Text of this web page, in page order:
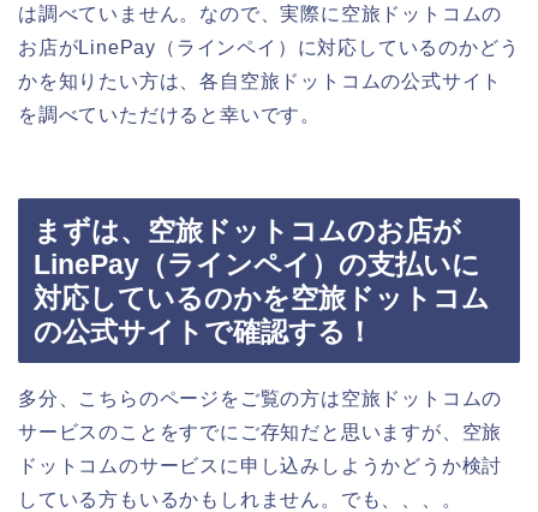
は調べていません。なので、実際に空旅ドットコムの
お店がLinePay（ラインペイ）に対応しているのかどう
かを知りたい方は、各自空旅ドットコムの公式サイト
を調べていただけると幸いです。
まずは、空旅ドットコムのお店が
LinePay（ラインペイ）の支払いに
対応しているのかを空旅ドットコム
の公式サイトで確認する！
多分、こちらのページをご覧の方は空旅ドットコムの
サービスのことをすでにご存知だと思いますが、空旅
ドットコムのサービスに申し込みしようかどうか検討
している方もいるかもしれません。でも、、、。